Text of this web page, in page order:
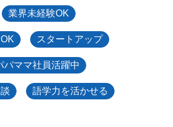
業界未経験OK
スタートアップ
パママ社員活躍中
語学力を活かせる